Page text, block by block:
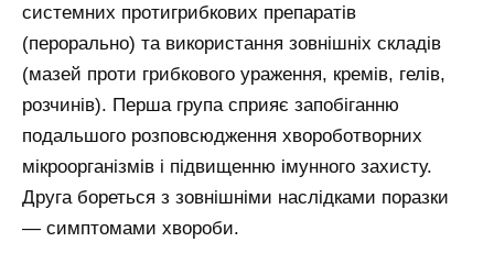
системних протигрибкових препаратів
(перорально) та використання зовнішніх складів
(мазей проти грибкового ураження, кремів, гелів,
розчинів). Перша група сприяє запобіганню
подальшого розповсюдження хвороботворних
мікроорганізмів і підвищенню імунного захисту.
Друга бореться з зовнішніми наслідками поразки
— симптомами хвороби.